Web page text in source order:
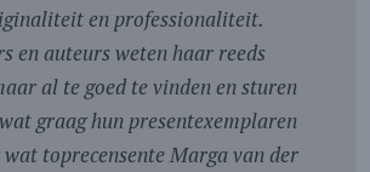
en professionaliteit.
en auteurs weten haar reeds
al te goed te vinden en sturen
graag hun presentexemplaren
toprecensente Marga van der